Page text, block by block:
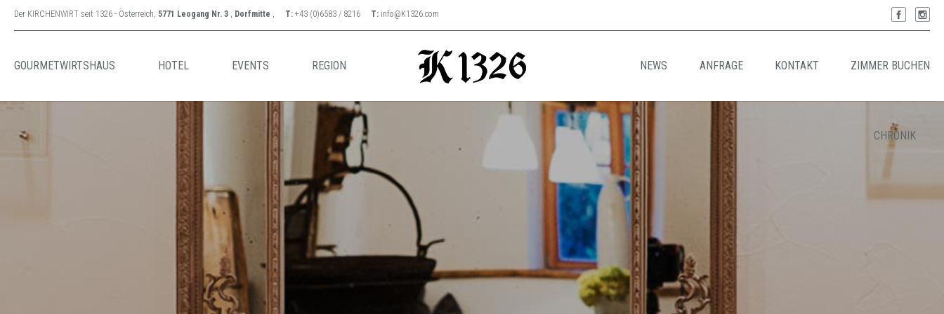
Der KIRCHENWIRT seit 1326 - Österreich, 5771 Leogang Nr. 3 , Dorfmitte , T: +43 (0)6583 / 8216 T: info@K1326.com
GOURMETWIRTSHAUS HOTEL EVENTS REGION ZIMMER BUCHEN
KONTAKT
ANFRAGE
NEWS
CHRONIK